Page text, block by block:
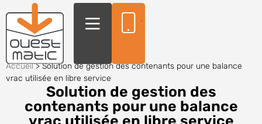
Accueil>Solution de gestion des contenants pour une balance
vrac utilisée en libre service
Solution de gestion des
contenants pour une balance